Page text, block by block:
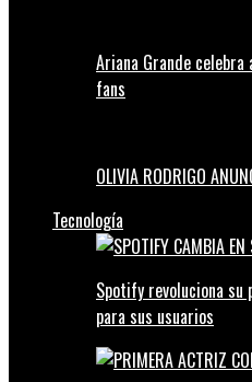
Ariana Grande
fans
OLIVIA RODRIGO
Tecnología
Spotify revoluciona
para sus usuarios